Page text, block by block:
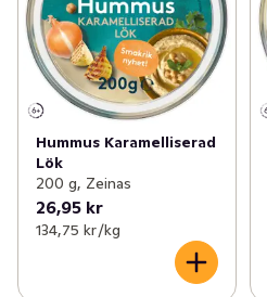
Hummus Karamelliserad
Lök
200 g, Zeinas
26,95 kr
134,75 kr /kg